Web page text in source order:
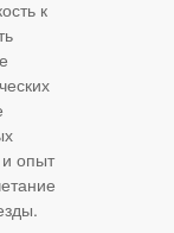
к
и опыт